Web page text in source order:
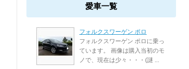
愛車一覧
フォルクスワーゲン ポロ
フォルクスワーゲン ポロに乗っ
ています。 画像は購入当初のモ
ノで、現在は少々・・・(謎 ...